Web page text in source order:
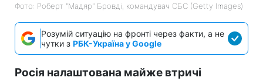
Фото: Роберт "Мадяр" Бровді, командувач СБС (Getty Images)
Розумій ситуацію на фронті через факти, а не
чутки з РБК-Україна у Google
Росія налаштована майже втричі